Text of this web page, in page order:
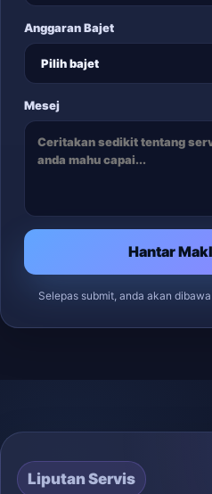
Anggaran Bajet
Mesej
Hantar
Selepas submit, anda akan
Liputan Servis